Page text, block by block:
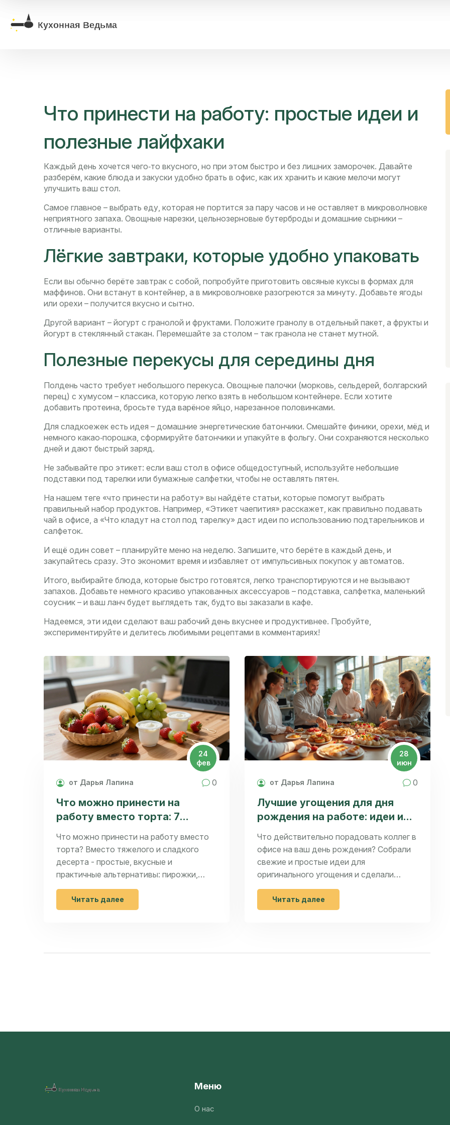
Что принести на работу: простые идеи и
полезные лайфхаки
Каждый день хочется чего‑то вкусного, но при этом быстро и без лишних заморочек. Давайте
разберём, какие блюда и закуски удобно брать в офис, как их хранить и какие мелочи могут
улучшить ваш стол.
Самое главное – выбрать еду, которая не портится за пару часов и не оставляет в микроволновке
неприятного запаха. Овощные нарезки, цельнозерновые бутерброды и домашние сырники –
отличные варианты.
Лёгкие завтраки, которые удобно упаковать
Если вы обычно берёте завтрак с собой, попробуйте приготовить овсяные куксы в формах для
маффинов. Они встанут в контейнер, а в микроволновке разогреются за минуту. Добавьте ягоды
или орехи – получится вкусно и сытно.
Другой вариант – йогурт с гранолой и фруктами. Положите гранолу в отдельный пакет, а фрукты и
йогурт в стеклянный стакан. Перемешайте за столом – так гранола не станет мутной.
Полезные перекусы для середины дня
Полдень часто требует небольшого перекуса. Овощные палочки (морковь, сельдерей, болгарский
перец) с хумусом – классика, которую легко взять в небольшом контейнере. Если хотите
добавить протеина, бросьте туда варёное яйцо, нарезанное половинками.
Для сладкоежек есть идея – домашние энергетические батончики. Смешайте финики, орехи, мёд и
немного какао‑порошка, сформируйте батончики и упакуйте в фольгу. Они сохраняются несколько
дней и дают быстрый заряд.
Не забывайте про этикет: если ваш стол в офисе общедоступный, используйте небольшие
подставки под тарелки или бумажные салфетки, чтобы не оставлять пятен.
На нашем теге «что принести на работу» вы найдёте статьи, которые помогут выбрать
правильный набор продуктов. Например, «Этикет чаепития» расскажет, как правильно подавать
чай в офисе, а «Что кладут на стол под тарелку» даст идеи по использованию подтарельников и
салфеток.
И ещё один совет – планируйте меню на неделю. Запишите, что берёте в каждый день, и
закупайтесь сразу. Это экономит время и избавляет от импульсивных покупок у автоматов.
Итого, выбирайте блюда, которые быстро готовятся, легко транспортируются и не вызывают
запахов. Добавьте немного красиво упакованных аксессуаров – подставка, салфетка, маленький
соусник – и ваш ланч будет выглядеть так, будто вы заказали в кафе.
Надеемся, эти идеи сделают ваш рабочий день вкуснее и продуктивнее. Пробуйте,
экспериментируйте и делитесь любимыми рецептами в комментариях!
24
фев
от Дарья Лапина 0
Что можно принести на
работу вместо торта: 7
простых и вкусных идей
Что можно принести на работу вместо
торта? Вместо тяжелого и сладкого
десерта - простые, вкусные и
практичные альтернативы: пирожки,
фруктовые корзины, сырники, батончики
и мини-десерты. Идеи для любого
офиса.
Читать далее
28
июн
от Дарья Лапина 0
Лучшие угощения для дня
рождения на работе: идеи и
советы
Что действительно порадовать коллег в
офисе на ваш день рождения? Собрали
свежие и простые идеи для
оригинального угощения и сделали
разбор самых популярных опций.
Читать далее
Меню
О нас